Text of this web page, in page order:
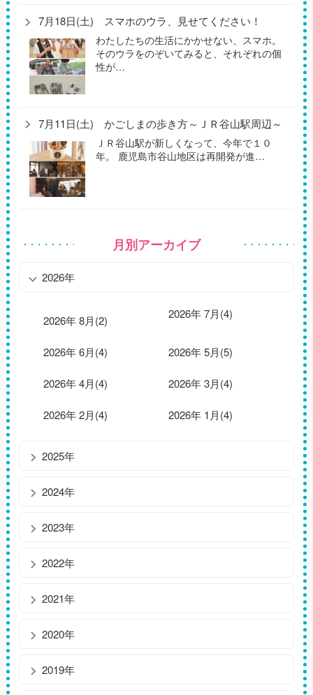
7月18日(土) スマホのウラ、見せてください！
わたしたちの生活にかかせない、スマホ。
そのウラをのぞいてみると、それぞれの個
性が…
7月11日(土) かごしまの歩き方～ＪＲ谷山駅周辺～
ＪＲ谷山駅が新しくなって、今年で１０
年。 鹿児島市谷山地区は再開発が進…
月別アーカイブ
2026年
2026年 8月(2) 2026年 7月(4)
2026年 6月(4) 2026年 5月(5)
2026年 4月(4) 2026年 3月(4)
2026年 2月(4) 2026年 1月(4)
2025年
2024年
2023年
2022年
2021年
2020年
2019年